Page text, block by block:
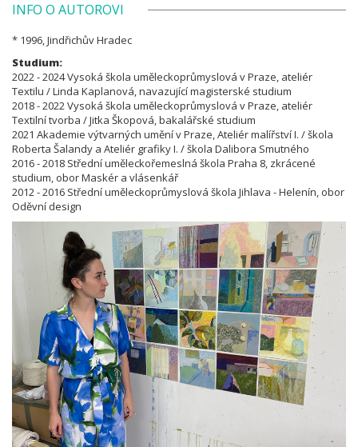
INFO O AUTOROVI
* 1996, Jindřichův Hradec
Studium:
2022 - 2024 Vysoká škola uměleckoprůmyslová v Praze, ateliér
Textilu / Linda Kaplanová, navazující magisterské studium
2018 - 2022 Vysoká škola uměleckoprůmyslová v Praze, ateliér
Textilní tvorba / Jitka Škopová, bakalářské studium
2021 Akademie výtvarných umění v Praze, Ateliér malířství I. / škola
Roberta Šalandy a Ateliér grafiky I. / škola Dalibora Smutného
2016 - 2018 Střední uměleckořemeslná škola Praha 8, zkrácené
studium, obor Maskér a vlásenkář
2012 - 2016 Střední uměleckoprůmyslová škola Jihlava - Helenín, obor
Oděvní design